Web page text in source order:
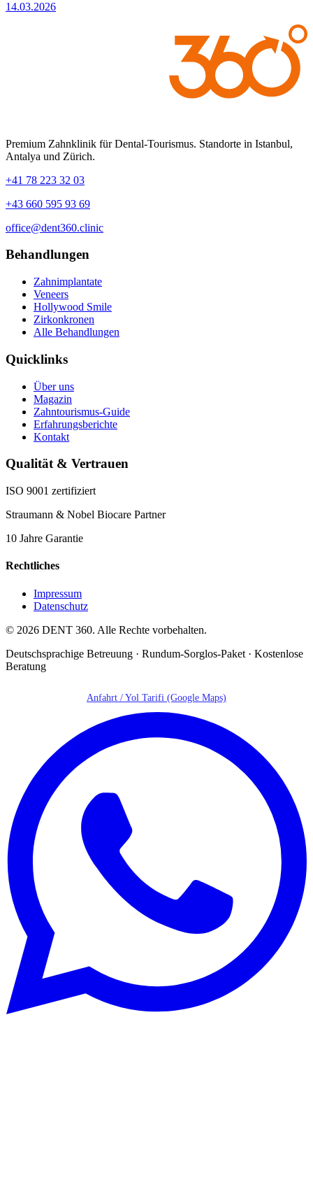
14.03.2026
Premium Zahnklinik für Dental-Tourismus. Standorte in Istanbul,
Antalya und Zürich.
+41 78 223 32 03
+43 660 595 93 69
office@dent360.clinic
Behandlungen
Zahnimplantate
Veneers
Hollywood Smile
Zirkonkronen
Alle Behandlungen
Quicklinks
Über uns
Magazin
Zahntourismus-Guide
Erfahrungsberichte
Kontakt
Qualität & Vertrauen
ISO 9001 zertifiziert
Straumann & Nobel Biocare Partner
10 Jahre Garantie
Rechtliches
Impressum
Datenschutz
© 2026 DENT 360. Alle Rechte vorbehalten.
Deutschsprachige Betreuung · Rundum-Sorglos-Paket · Kostenlose
Beratung
Anfahrt / Yol Tarifi (Google Maps)